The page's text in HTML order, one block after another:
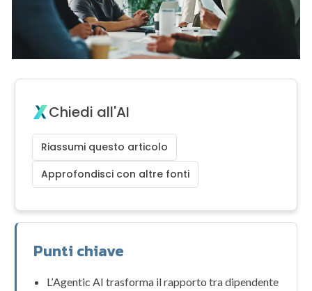
Chiedi all'AI
Riassumi questo articolo
Approfondisci con altre fonti
Punti chiave
L’Agentic AI trasforma il rapporto tradipendente